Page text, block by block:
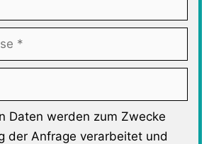
Daten werden zum Zwecke
der Anfrage verarbeitet und